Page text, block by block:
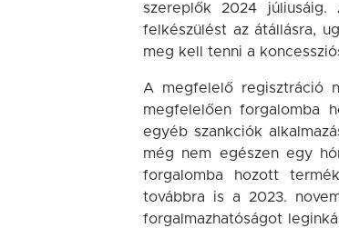
szereplők 2024
felkészülést az átállásra,
meg kell tenni a
A megfelelő regisztráció
megfelelően forgalomba
egyéb szankciók
még nem egészen egy
forgalomba hozott
továbbra is a 2023.
forgalmazhatóságot